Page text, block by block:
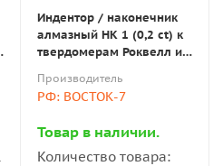
Индентор / наконечник
алмазный НК 1 (0,2 ct) к
твердомерам Роквелл и
9377-81
Производитель
РФ: ВОСТОК-7
Товар в наличии.
Количество товара: